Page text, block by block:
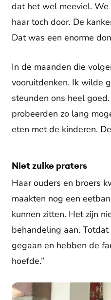
dat het wel meeviel. We
haar toch door. De
Dat was een enorme
In de maanden die
vooruitdenken. Ik wilde
steunden ons heel
probeerden zo lang
eten met de kinderen.
Niet zulke praters
Haar ouders en broers
maakten nog een
kunnen zitten. Het zijn
behandeling aan. Totdat
gegaan en hebben de
hoefde.”